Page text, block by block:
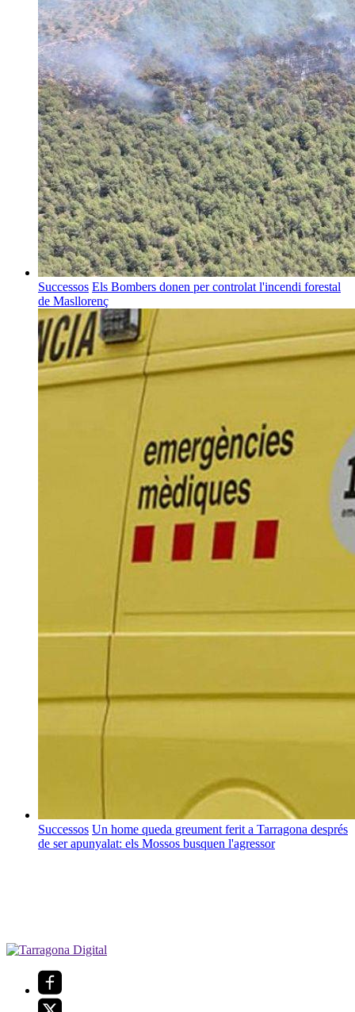
Successos Els Bombers donen per controlat l'incendi forestal
de Masllorenç
Successos Un home queda greument ferit a Tarragona després
de ser apunyalat: els Mossos busquen l'agressor